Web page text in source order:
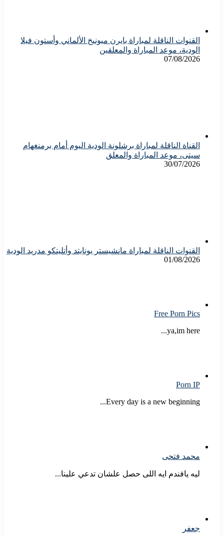
القنوات الناقلة لمباراة بايرن ميونيخ الألماني وأستون فيلا
الودية، موعد المباراة والمعلقين
07/08/2026
القناة الناقلة لمباراة برشلونة الودية اليوم أمام برمنغهام
سيتى، موعد المباراة والمعلق
30/07/2026
القنوات الناقلة لمباراة مانشيستر يونايتد وأتليتكو مدريد الودية
01/08/2026
Free Porn Pics
ya,im here...
Porn IP
Every day is a new beginning...
محمد فتحى
ليه يافندم ايه اللى حصل علشان تدعي علينا...
جعفر